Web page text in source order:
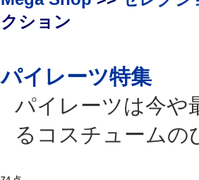
クション
パイレーツ特集
パイレーツは今や
るコスチュームの